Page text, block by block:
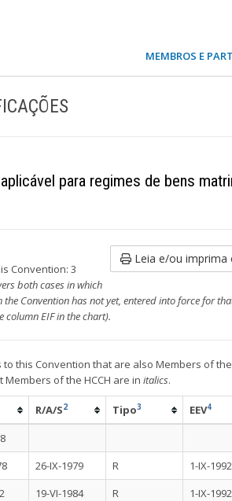
MEMBROS E
para regimes de bens
Leia e/ou imprima
Convention: 3
both cases in which
the Convention has not yet, entered into force for
column EIF in the chart).
this Convention that are also Members of
of the HCCH are in italics.
R/A/S2 Tipo3 EEV4
26-IX-1979 R
1-IX-1992
19-VI-1984 R
1-IX-1992